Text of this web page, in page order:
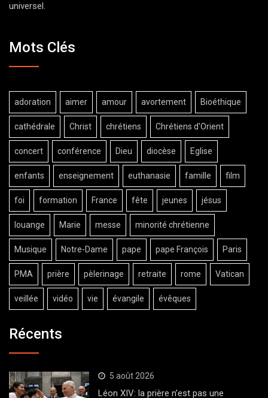
universel.
Mots Clés
adoration aimer amour avortement Bioéthique
cathédrale Christ chrétiens Chrétiens d'Orient
concert conférence Dieu diocèse Eglise
enfants enseignement euthanasie famille film
foi formation France fête jeunes jésus
louange Marie messe minorité chrétienne
Musique Notre-Dame pape pape François Paris
PMA prière pèlerinage retraite rome Vatican
veillée vidéo vie évangile évêques
Récents
5 août 2026
Léon XIV: la prière n’est pas une